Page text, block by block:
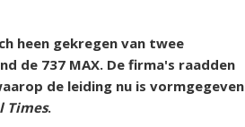
heen gekregen van twee
de 737 MAX. De firma's raadden
de leiding nu is vormgegeven
Times.